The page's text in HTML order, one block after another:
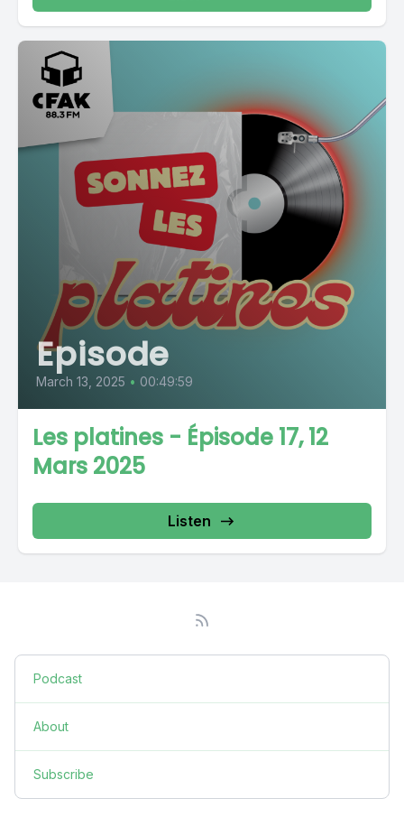
Episode
March 13, 2025 • 00:49:59
Les platines - Épisode 17, 12
Mars 2025
Listen
Podcast
About
Subscribe